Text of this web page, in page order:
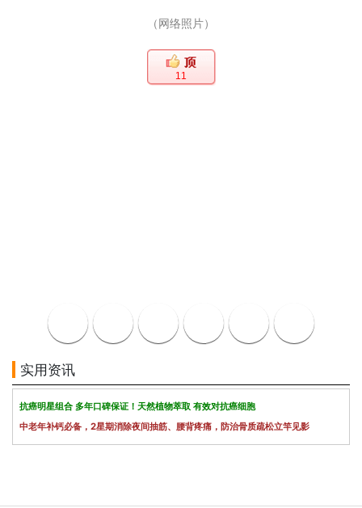
（网络照片）
11
实用资讯
抗癌明星组合 多年口碑保证！天然植物萃取 有效对抗癌细胞
中老年补钙必备，2星期消除夜间抽筋、腰背疼痛，防治骨质疏松立竿见影